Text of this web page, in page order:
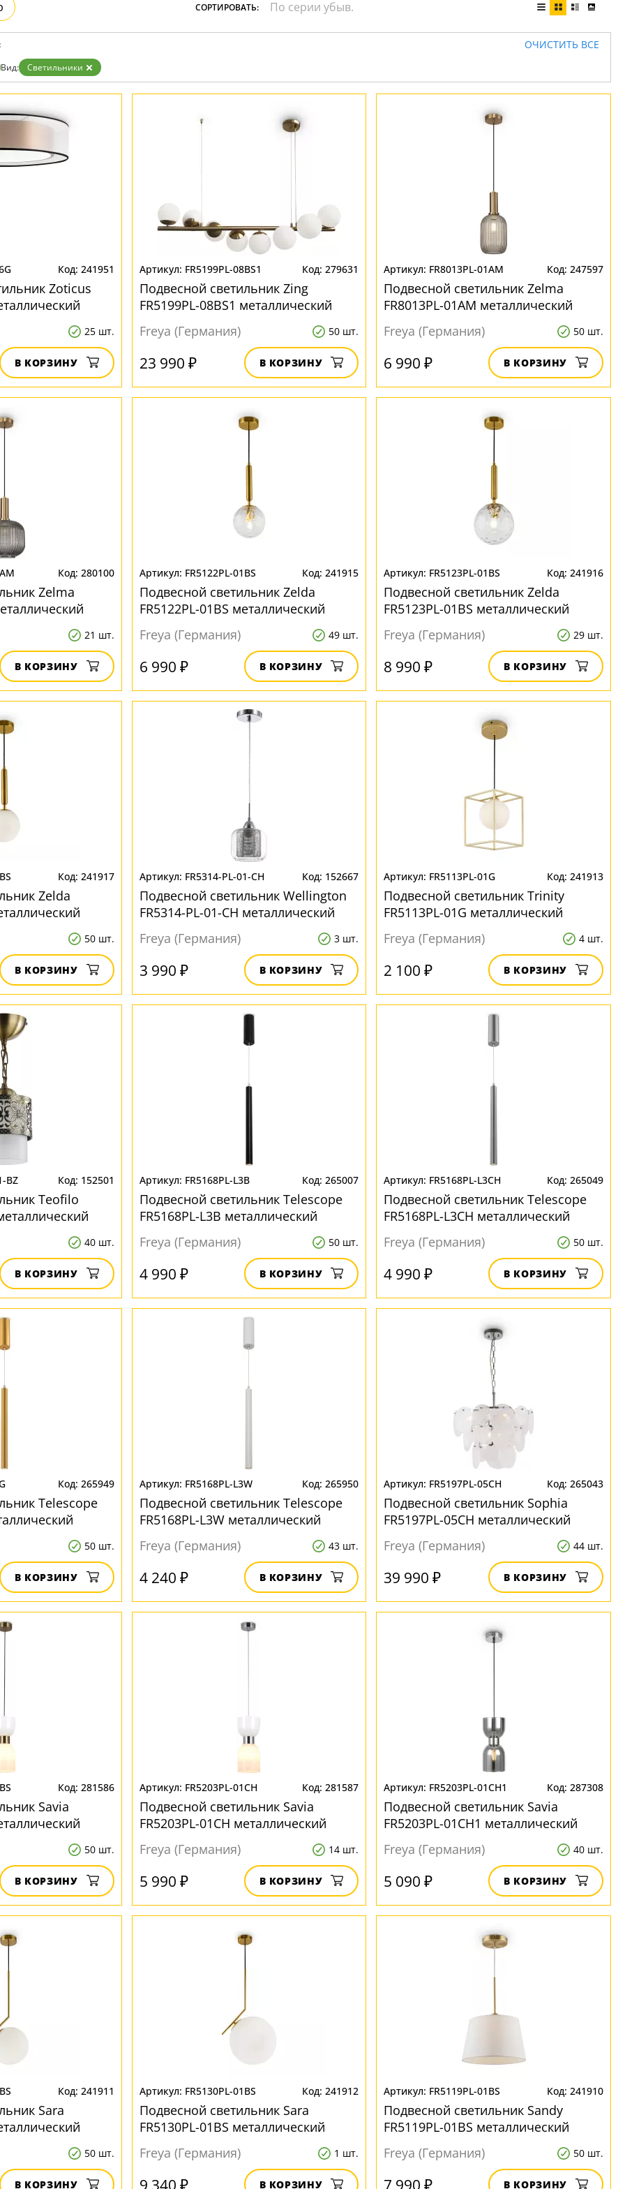
Черные
СОРТИРОВАТЬ:
ОЧИСТИТЬ ВСЕ
Вид: Светильники
241951
Zoticus
25 шт.
В КОРЗИНУ
FR5199PL-08BS1 279631
Подвесной светильник Zing
FR5199PL-08BS1 металлический
Freya (Германия)
50 шт.
23 990 ₽ В КОРЗИНУ
FR8013PL-01AM 247597
Подвесной светильник Zelma
FR8013PL-01AM металлический
Freya (Германия)
50 шт.
6 990 ₽ В КОРЗИНУ
280100
Zelma
21 шт.
В КОРЗИНУ
FR5122PL-01BS 241915
Подвесной светильник Zelda
FR5122PL-01BS металлический
Freya (Германия)
49 шт.
6 990 ₽ В КОРЗИНУ
FR5123PL-01BS 241916
Подвесной светильник Zelda
FR5123PL-01BS металлический
Freya (Германия)
29 шт.
8 990 ₽ В КОРЗИНУ
241917
Zelda
50 шт.
В КОРЗИНУ
FR5314-PL-01-CH 152667
Подвесной светильник Wellington
FR5314-PL-01-CH металлический
Freya (Германия)
3 шт.
3 990 ₽ В КОРЗИНУ
FR5113PL-01G 241913
Подвесной светильник Trinity
FR5113PL-01G металлический
Freya (Германия)
4 шт.
2 100 ₽ В КОРЗИНУ
BZ 152501
Teofilo
40 шт.
В КОРЗИНУ
FR5168PL-L3B 265007
Подвесной светильник Telescope
FR5168PL-L3B металлический
Freya (Германия)
50 шт.
4 990 ₽ В КОРЗИНУ
FR5168PL-L3CH 265049
Подвесной светильник Telescope
FR5168PL-L3CH металлический
Freya (Германия)
50 шт.
4 990 ₽ В КОРЗИНУ
265949
Telescope
50 шт.
В КОРЗИНУ
FR5168PL-L3W 265950
Подвесной светильник Telescope
FR5168PL-L3W металлический
Freya (Германия)
43 шт.
4 240 ₽ В КОРЗИНУ
FR5197PL-05CH 265043
Подвесной светильник Sophia
FR5197PL-05CH металлический
Freya (Германия)
44 шт.
39 990 ₽ В КОРЗИНУ
281586
Savia
50 шт.
В КОРЗИНУ
FR5203PL-01CH 281587
Подвесной светильник Savia
FR5203PL-01CH металлический
Freya (Германия)
14 шт.
5 990 ₽ В КОРЗИНУ
FR5203PL-01CH1 287308
Подвесной светильник Savia
FR5203PL-01CH1 металлический
Freya (Германия)
40 шт.
5 090 ₽ В КОРЗИНУ
241911
Sara
50 шт.
В КОРЗИНУ
FR5130PL-01BS 241912
Подвесной светильник Sara
FR5130PL-01BS металлический
Freya (Германия)
1 шт.
9 340 ₽ В КОРЗИНУ
FR5119PL-01BS 241910
Подвесной светильник Sandy
FR5119PL-01BS металлический
Freya (Германия)
50 шт.
7 990 ₽ В КОРЗИНУ